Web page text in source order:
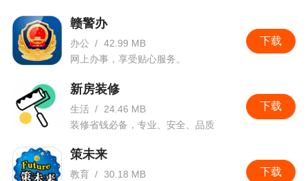
下载
赣警办
办公 / 42.99 MB
网上办事，享受贴心服务。
下载
新房装修
生活 /
24.46 MB
装修省钱必备，专业、安全、品质
下载
策未来
教育 / 30.18 MB